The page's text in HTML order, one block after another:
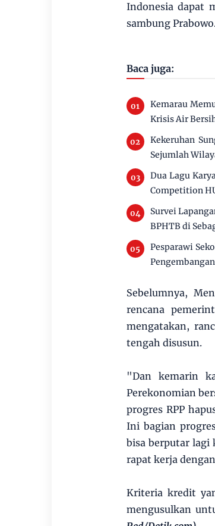
Indonesia dapat
sambung
Baca juga:
Kemarau
Krisis Air
Kekeruhan
Sejumlah
Dua Lagu
Competition
Survei
BPHTB di
Pesparawi
Sebelumnya,
rencana
mengatakan,
tengah disusun.
"Dan kemarin
Perekonomian
progres RPP
Ini bagian
bisa berputar lagi
rapat kerja
Kriteria kredit
mengusulkan